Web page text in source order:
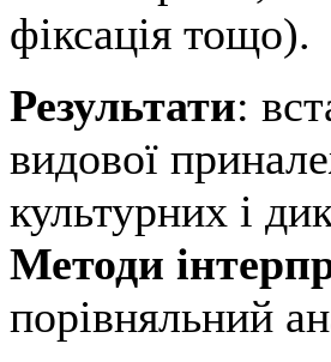
фіксація тощо).
Результати:
видової
культурних і
Методи
порівняльний